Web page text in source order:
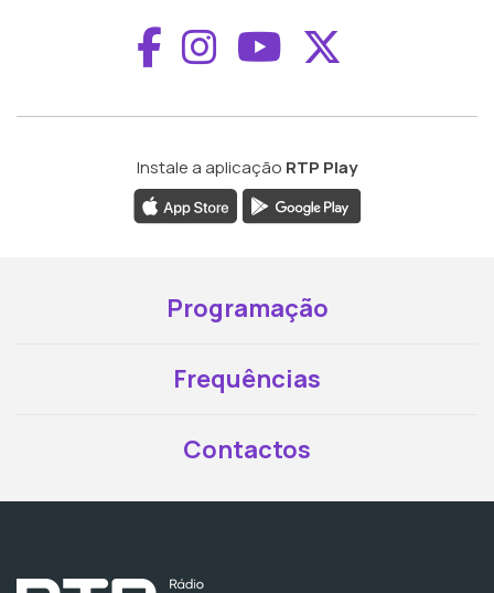
Aceder ao
Aceder ao
Aceder ao
Instale a aplicação RTP Play
Programação
Frequências
Contactos